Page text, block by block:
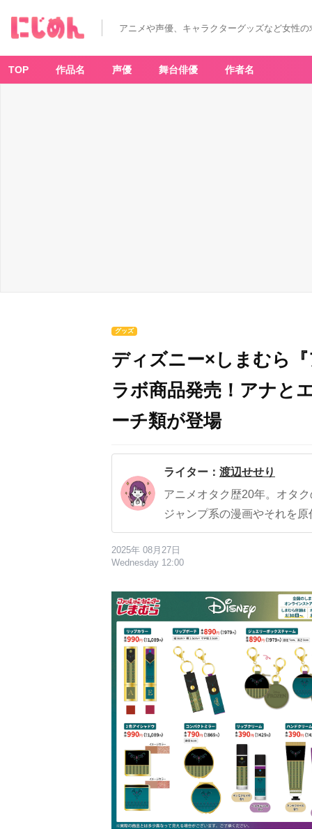
アニメや声優、キャラクターグッズなど女性
TOP 作品名 声優 舞台俳優 作者名
グッズ
ディズニー×しまむら
ラボ商品発売！アナと
ーチ類が登場
ライター： 渡辺せせり
アニメオタク歴20年。オタ
ジャンプ系の漫画やそれを
2025年 08月27日
Wednesday 12:00